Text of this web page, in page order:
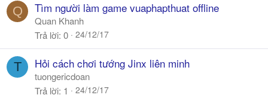
Q Tìm người làm game vuaphapthuat offline
Quan Khanh
Trả lời 0 24/12/17
T Hỏi cách chơi tướng Jinx liên minh
tuongericdoan
Trả lời 1 24/12/17